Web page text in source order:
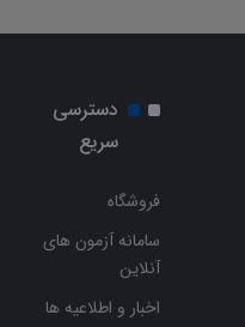
دسترسی
سریع
فروشگاه
سامانه آزمون های
آنلاین
اخبار و اطلاعیه ها